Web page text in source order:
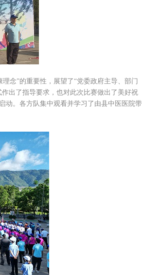
念”的重要性，展望了“党委政府主导、部门
出了指导要求，也对此次比赛做出了美好祝
动。各方队集中观看并学习了由县中医医院带